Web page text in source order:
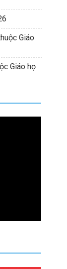
Giáo
Giáo họ